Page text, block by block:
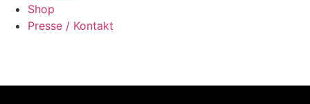
Shop
Presse / Kontakt